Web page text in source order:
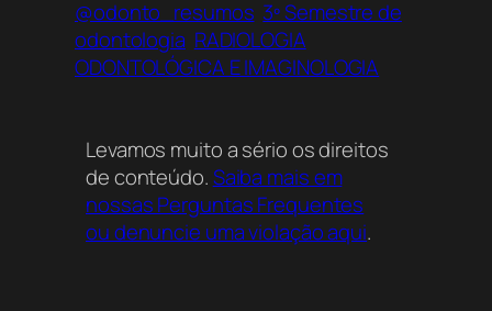
começando a aprimorar suas habilidades em
interpretação de imagens radiográficas hoje
mesmo.
@odonto_resumos 3º Semestre de
odontologia RADIOLOGIA
ODONTOLÓGICA E IMAGINOLOGIA
Levamos muito a sério os direitos
de conteúdo.Saiba mais em
nossas Perguntas Frequentes
ou denuncie uma violação aqui.